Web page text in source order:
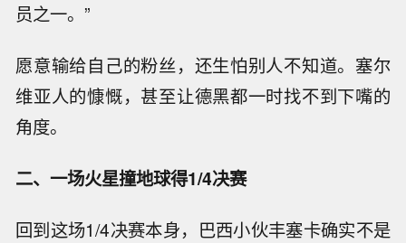
员之一。”
愿意输给自己的粉丝，还生怕别人不知道。塞尔
维亚人的慷慨，甚至让德黑都一时找不到下嘴的
角度。
二、一场火星撞地球得1/4决赛
回到这场1/4决赛本身，巴西小伙丰塞卡确实不是